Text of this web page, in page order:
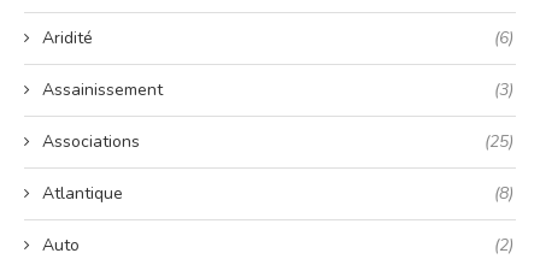
Aridité (6)
Assainissement (3)
Associations (25)
Atlantique (8)
Auto (2)